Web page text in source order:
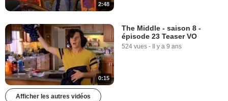
2:48
0:15
The Middle - saison 8 -
épisode 23 Teaser VO
524 vues - Il y a 9 ans
Afficher les autres vidéos